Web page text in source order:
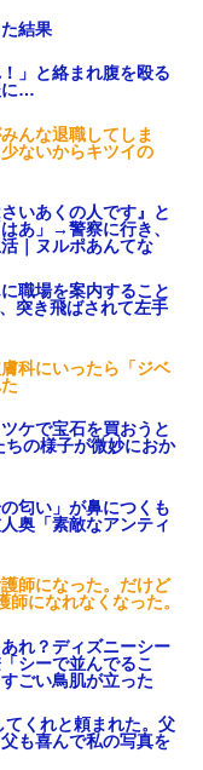
結果
」と絡まれ腹を殴る
に…
んな退職してしま
ないからキツイの
いあくの人です』と
あ」→警察に行き、
｜ヌルポあんてな
職場を案内すること
突き飛ばされて左手
科にいったら「ジベ
ケで宝石を買おうと
の様子が微妙におか
匂い」が鼻につくも
奥「素敵なアンティ
師になった。だけど
になれなくなった。
れ？ディズニーシー
シーで並んでるこ
ごい鳥肌が立った
くれと頼まれた。父
も喜んで私の写真を